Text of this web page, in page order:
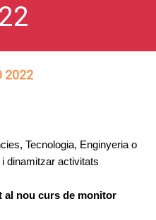
2022
Tecnologia, Enginyeria o
dinamitzar activitats
al nou curs de monitor